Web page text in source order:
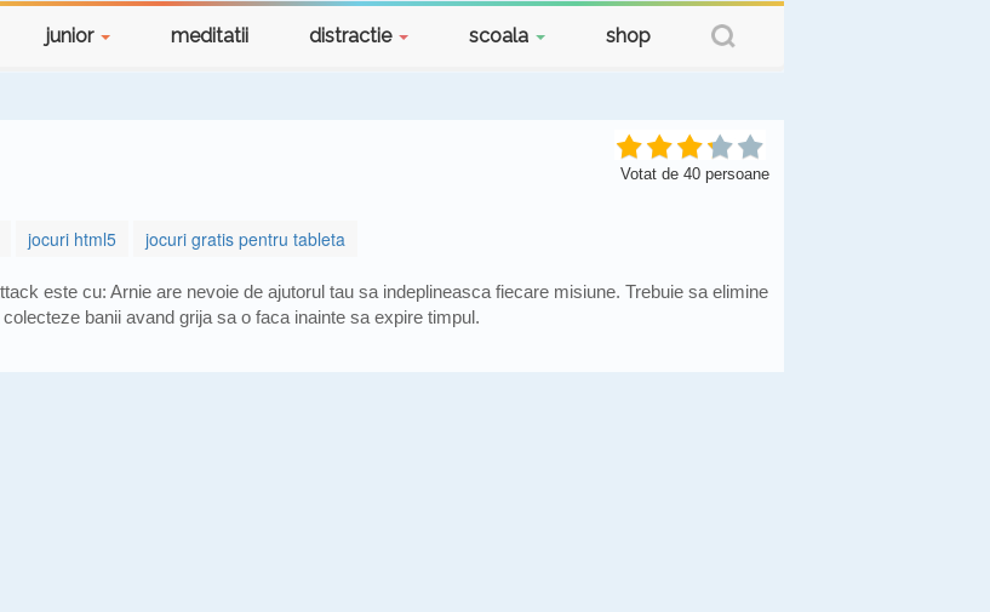
junior meditatii distractie scoala shop
Votat de 40 persoane
jocuri html5 jocuri gratis pentru tableta
este cu: Arnie are nevoie de ajutorul tau sa indeplineasca fiecare misiune. Trebuie sa elimine
banii avand grija sa o faca inainte sa expire timpul.